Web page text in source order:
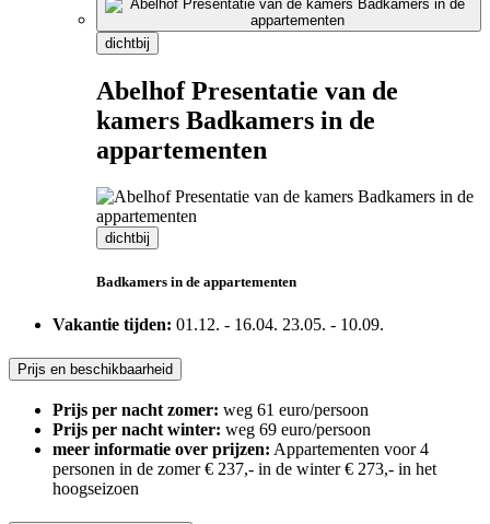
dichtbij
Abelhof Presentatie van de
kamers Badkamers in de
appartementen
dichtbij
Badkamers in de appartementen
Vakantie tijden: 01.12. - 16.04. 23.05. - 10.09.
Prijs en beschikbaarheid
Prijs per nacht zomer: weg 61 euro/persoon
Prijs per nacht winter: weg 69 euro/persoon
meer informatie over prijzen: Appartementen voor 4
personen in de zomer € 237,- in de winter € 273,- in het
hoogseizoen